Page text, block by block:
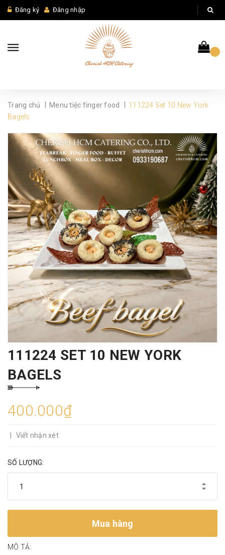
Đăng ký Đăng nhập
Trang chủ Menu tiệc finger food
111224 Set 10 New York
Bagels
111224 SET 10 NEW YORK
BAGELS
400.000₫
Viết nhận xét
SỐ LƯỢNG:
Mua hàng
MÔ TẢ: